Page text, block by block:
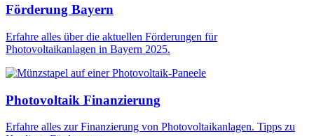
Förderung Bayern
Erfahre alles über die aktuellen Förderungen für
Photovoltaikanlagen in Bayern 2025.
Photovoltaik Finanzierung
Erfahre alles zur Finanzierung von Photovoltaikanlagen. Tipps zu